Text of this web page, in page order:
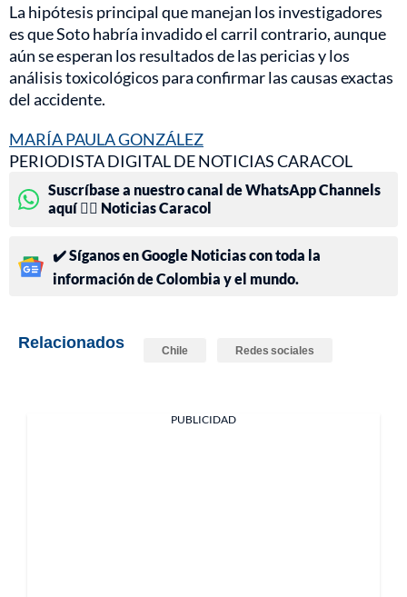
La hipótesis principal que manejan los investigadores
es que Soto habría invadido el carril contrario, aunque
aún se esperan los resultados de las pericias y los
análisis toxicológicos para confirmar las causas exactas
del accidente.
MARÍA PAULA GONZÁLEZ
PERIODISTA DIGITAL DE NOTICIAS CARACOL
Suscríbase a nuestro canal de WhatsApp Channels
aquí 👉🏻 Noticias Caracol
✔️ Síganos en Google Noticias con toda la
información de Colombia y el mundo.
Relacionados Chile Redes sociales
PUBLICIDAD